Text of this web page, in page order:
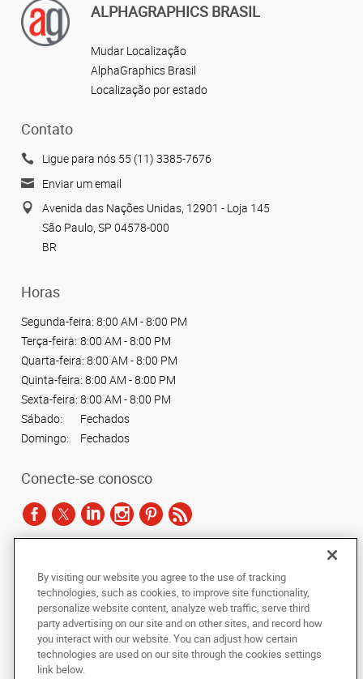
ALPHAGRAPHICS BRASIL
Mudar Localização
AlphaGraphics Brasil
Localização por estado
Contato
Ligue para nós 55 (11) 3385-7676
Enviar um email
Avenida das Nações Unidas, 12901 - Loja 145
São Paulo, SP 04578-000
BR
Horas
Segunda-feira: 8:00 AM - 8:00 PM
Terça-feira: 8:00 AM - 8:00 PM
Quarta-feira: 8:00 AM - 8:00 PM
Quinta-feira: 8:00 AM - 8:00 PM
Sexta-feira: 8:00 AM - 8:00 PM
Sábado:
Fechados
Domingo:
Fechados
Conecte-se conosco
Copyright © 2024 AlphaGraphics Printshops do Brasil. Todos os direitos
reservados.
Avenida das Nações Unidas, 12901 - Loja 145
copiada, fotocopiada, reproduzida, traduzida ou reduzida a qualquer meio
eletrônico ou forma legível por máquina, no todo ou em parte, sem o
consentimento prévio por escrito da AlphaGraphics Brasil.
By visiting our website you agree to the use of tracking
technologies, such as cookies, to improve site functionality,
personalize website content, analyze web traffic, serve third
party advertising on our site and on other sites, and record how
you interact with our website. You can adjust how certain
technologies are used on our site through the cookies settings
link below.